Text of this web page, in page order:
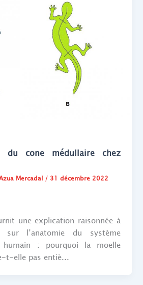
du cone médullaire chez
Mercadal/ 31 décembre 2022
une explication raisonnée à
sur l’anatomie du système
humain : pourquoi la moelle
t-elle pas entiè...